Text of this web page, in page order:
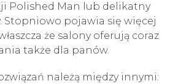
Polished Man lub delikatny
Stopniowo pojawia się więcej
że salony oferują coraz
także dla panów.
należą między innymi: